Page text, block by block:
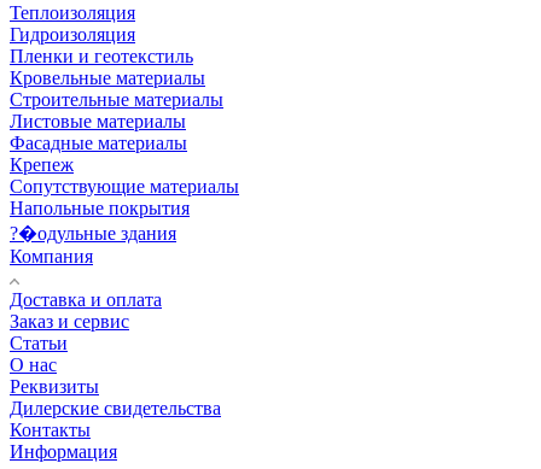
Теплоизоляция
Гидроизоляция
Пленки и геотекстиль
Кровельные материалы
Строительные материалы
Листовые материалы
Фасадные материалы
Крепеж
Сопутствующие материалы
Напольные покрытия
?�одульные здания
Компания
Доставка и оплата
Заказ и сервис
Статьи
О нас
Реквизиты
Дилерские свидетельства
Контакты
Информация